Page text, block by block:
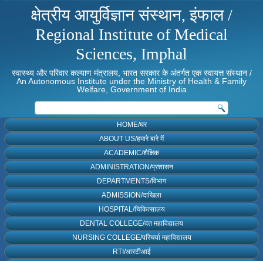
क्षेत्रीय आयुर्विज्ञान संस्थान, इंफाल /
Regional Institute of Medical
Sciences, Imphal
स्वास्थ्य और परिवार कल्याण मंत्रालय, भारत सरकार के अंतर्गत एक स्वायत्त संस्थान /
An Autonomous Institute under the Ministry of Health & Family
Welfare, Government of India
HOME/घर
ABOUT US/हमारे बारे में
ACADEMIC/शैक्षिक
ADMINISTRATION/प्रशासन
DEPARTMENTS/विभाग
ADMISSION/दाखिला
HOSPITAL/चिकित्सालय
DENTAL COLLEGE/दंत महाविद्यालय
NURSING COLLEGE/परिचर्या महाविद्यालय
RTI/आरटीआई